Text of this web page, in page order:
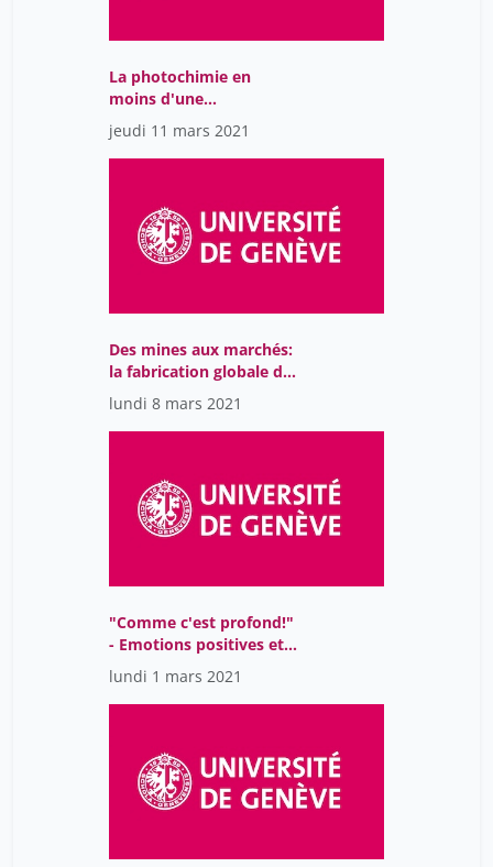
La photochimie en
moins d'une
nanoseconde
jeudi 11 mars 2021
Des mines aux marchés:
la fabrication globale des
marchandises, de
l'Afrique à Genève
lundi 8 mars 2021
"Comme c'est profond!"
- Emotions positives et
sentiment de profondeur
lundi 1 mars 2021